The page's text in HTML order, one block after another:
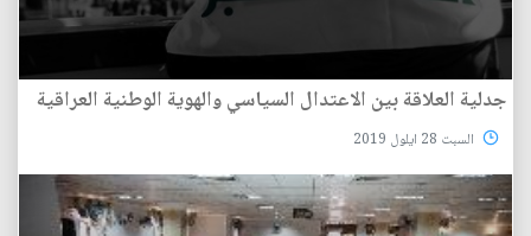
جدلية العلاقة بين الاعتدال السياسي والهوية الوطنية العراقية
السبت 28 ايلول 2019